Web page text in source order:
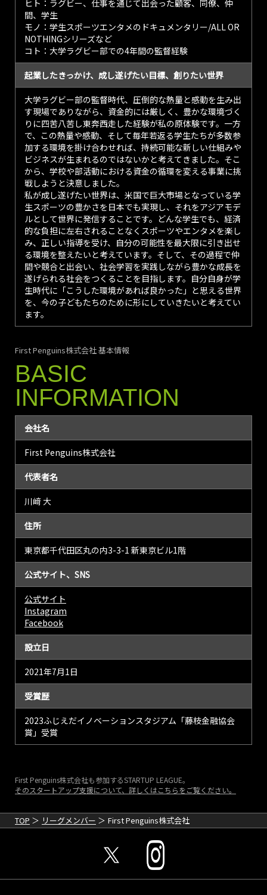
ヒト：ラグビー、仕事を通じて出会った顧客、同僚、仲
間、学生
モノ：学生スポーツエンタメのドキュメンタリー/ALL OR
NOTHINGシリーズなど
コト：大学ラグビー部での4年間の監督経験
起業したきっかけ、成し遂げたい目標、創りたい世界
大学ラグビー部の監督時代、圧倒的な熱量と感動を生み出
す現場でありながら、資金的には厳しく、豊かな環境づく
りに四苦八苦し東奔西走した経験が私の原体験です。一方
で、この熱量や感動、そして毎年若返る学生たちが多数参
加する環境を掛け合わせれば、持続可能な新しい仕組みや
ビジネスが生まれるのではないかと考えてきました。そこ
から、学校や部活動における資金の循環を変える事業に挑
戦しようと決意しました。
私が成し遂げたい世界は、米国で巨大市場となっている学
生スポーツの豊かさを日本でも実現し、それをアジアモデ
ルとして世界に発信することです。どんな学生でも、経済
的な負担に左右されることなくスポーツやエンタメを楽し
み、正しい指導を受け、自分の可能性を最大限に引き出せ
る環境を整えたいと考えています。そして、その過程で仲
間や競合と出会い、社会学習を実践しながら豊かな成長を
遂げられる社会をつくることを目指します。自分自身が学
生時代に「こうした環境があれば良かった」と思える世界
を、今の子どもたちのために形にしていきたいと考えてい
ます。
First Penguins株式会社 基本情報
BASIC
INFORMATION
会社名
First Penguins株式会社
代表者名
川﨑 大
住所
東京都千代田区丸の内3-3-1 新東京ビル1階
公式サイト、SNS
公式サイト
Instagram
Facebook
設立日
2021年7月1日
受賞歴
2023ふじえだイノベーションスタジアム「藤枝金融協会
賞」受賞
First Penguins株式会社も参加するSTARTUP LEAGUE。
そのスタートアップ支援について、詳しくはこちらをご覧ください。
TOP リーグメンバー First Penguins株式会社